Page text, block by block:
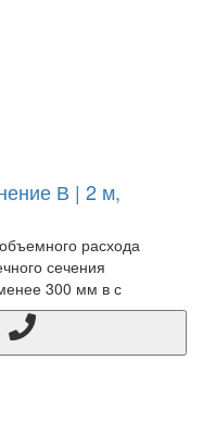
В | 2 м,
расхода
сечения
300 мм в с